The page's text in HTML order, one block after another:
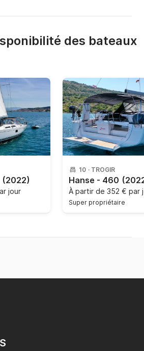
des bateaux
(2022)
jour
10 · TROGIR
Hanse - 460
À partir de 352 € par
Super propriétaire